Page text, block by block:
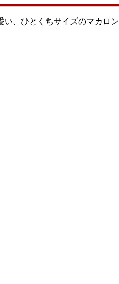
、ひとくちサイズのマカロン